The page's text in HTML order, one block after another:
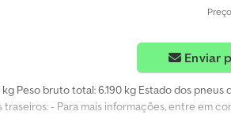
Enviar
kg Peso bruto total: 6.190 kg Estado dos pneus
- Para mais informações, entre em